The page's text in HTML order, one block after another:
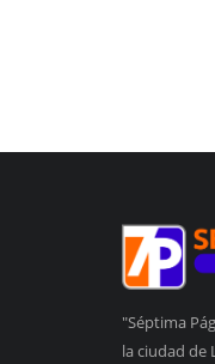
"Séptima
la ciudad de